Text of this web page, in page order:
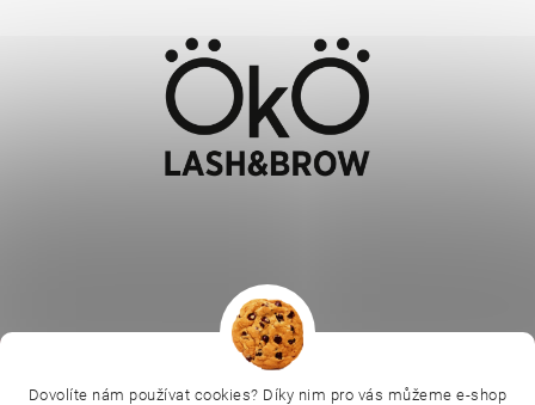
Vložením hodnocení souhlasíte sezásadami ochrany
L.C.P. Paris |
Online kosmetické kurzy | Kozmetickyobchod.sk
Dovolíte nám používat cookies? Díky nim pro vás můžeme e-shop